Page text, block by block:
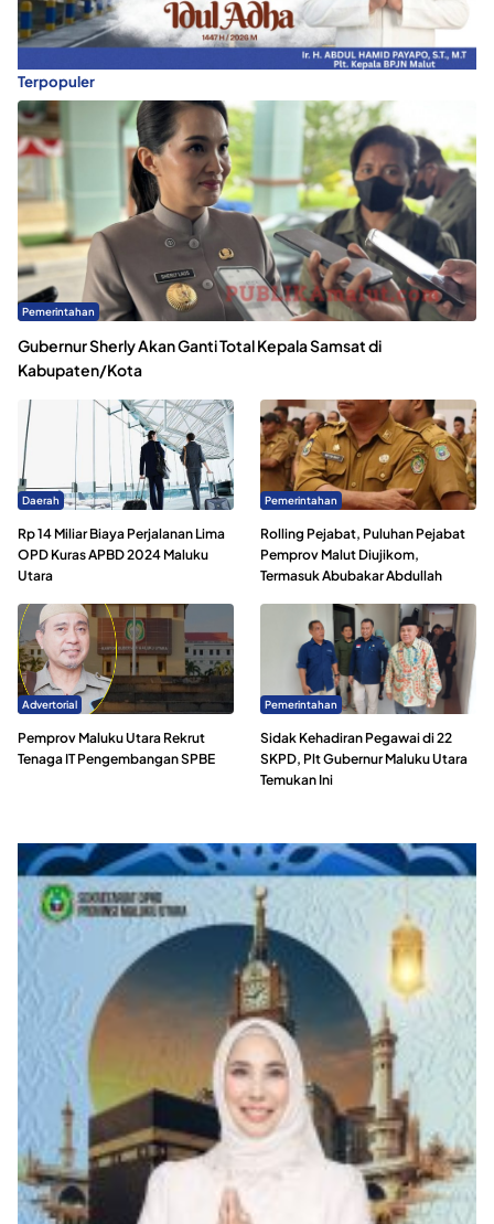
Terpopuler
Pemerintahan
Gubernur Sherly Akan Ganti Total Kepala Samsat di
Kabupaten/Kota
Daerah
Rp 14 Miliar Biaya Perjalanan Lima
OPD Kuras APBD 2024 Maluku
Utara
Pemerintahan
Rolling Pejabat, Puluhan Pejabat
Pemprov Malut Diujikom,
Termasuk Abubakar Abdullah
Advertorial
Pemprov Maluku Utara Rekrut
Tenaga IT Pengembangan SPBE
Pemerintahan
Sidak Kehadiran Pegawai di 22
SKPD, Plt Gubernur Maluku Utara
Temukan Ini